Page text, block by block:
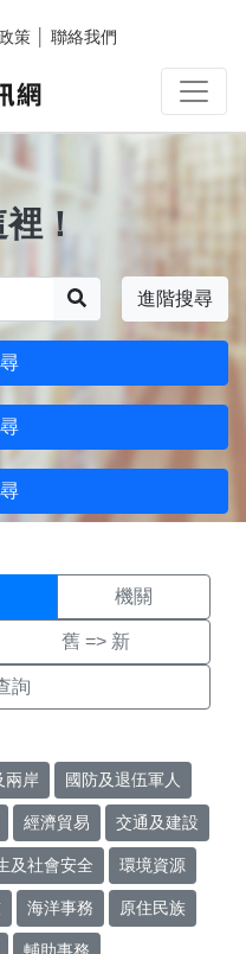
策 聯絡我們
！
進階搜尋
面
機關
舊 => 新
詢
兩岸 國防及退伍軍人
經濟貿易 交通及建設
及社會安全 環境資源
海洋事務 原住民族